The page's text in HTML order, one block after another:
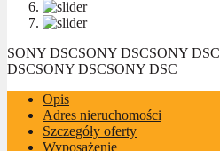
SONY DSCSONY DSCSONY DSC
DSCSONY DSCSONY DSC
Opis
Adres nieruchomości
Szczegóły oferty
Wyposażenie